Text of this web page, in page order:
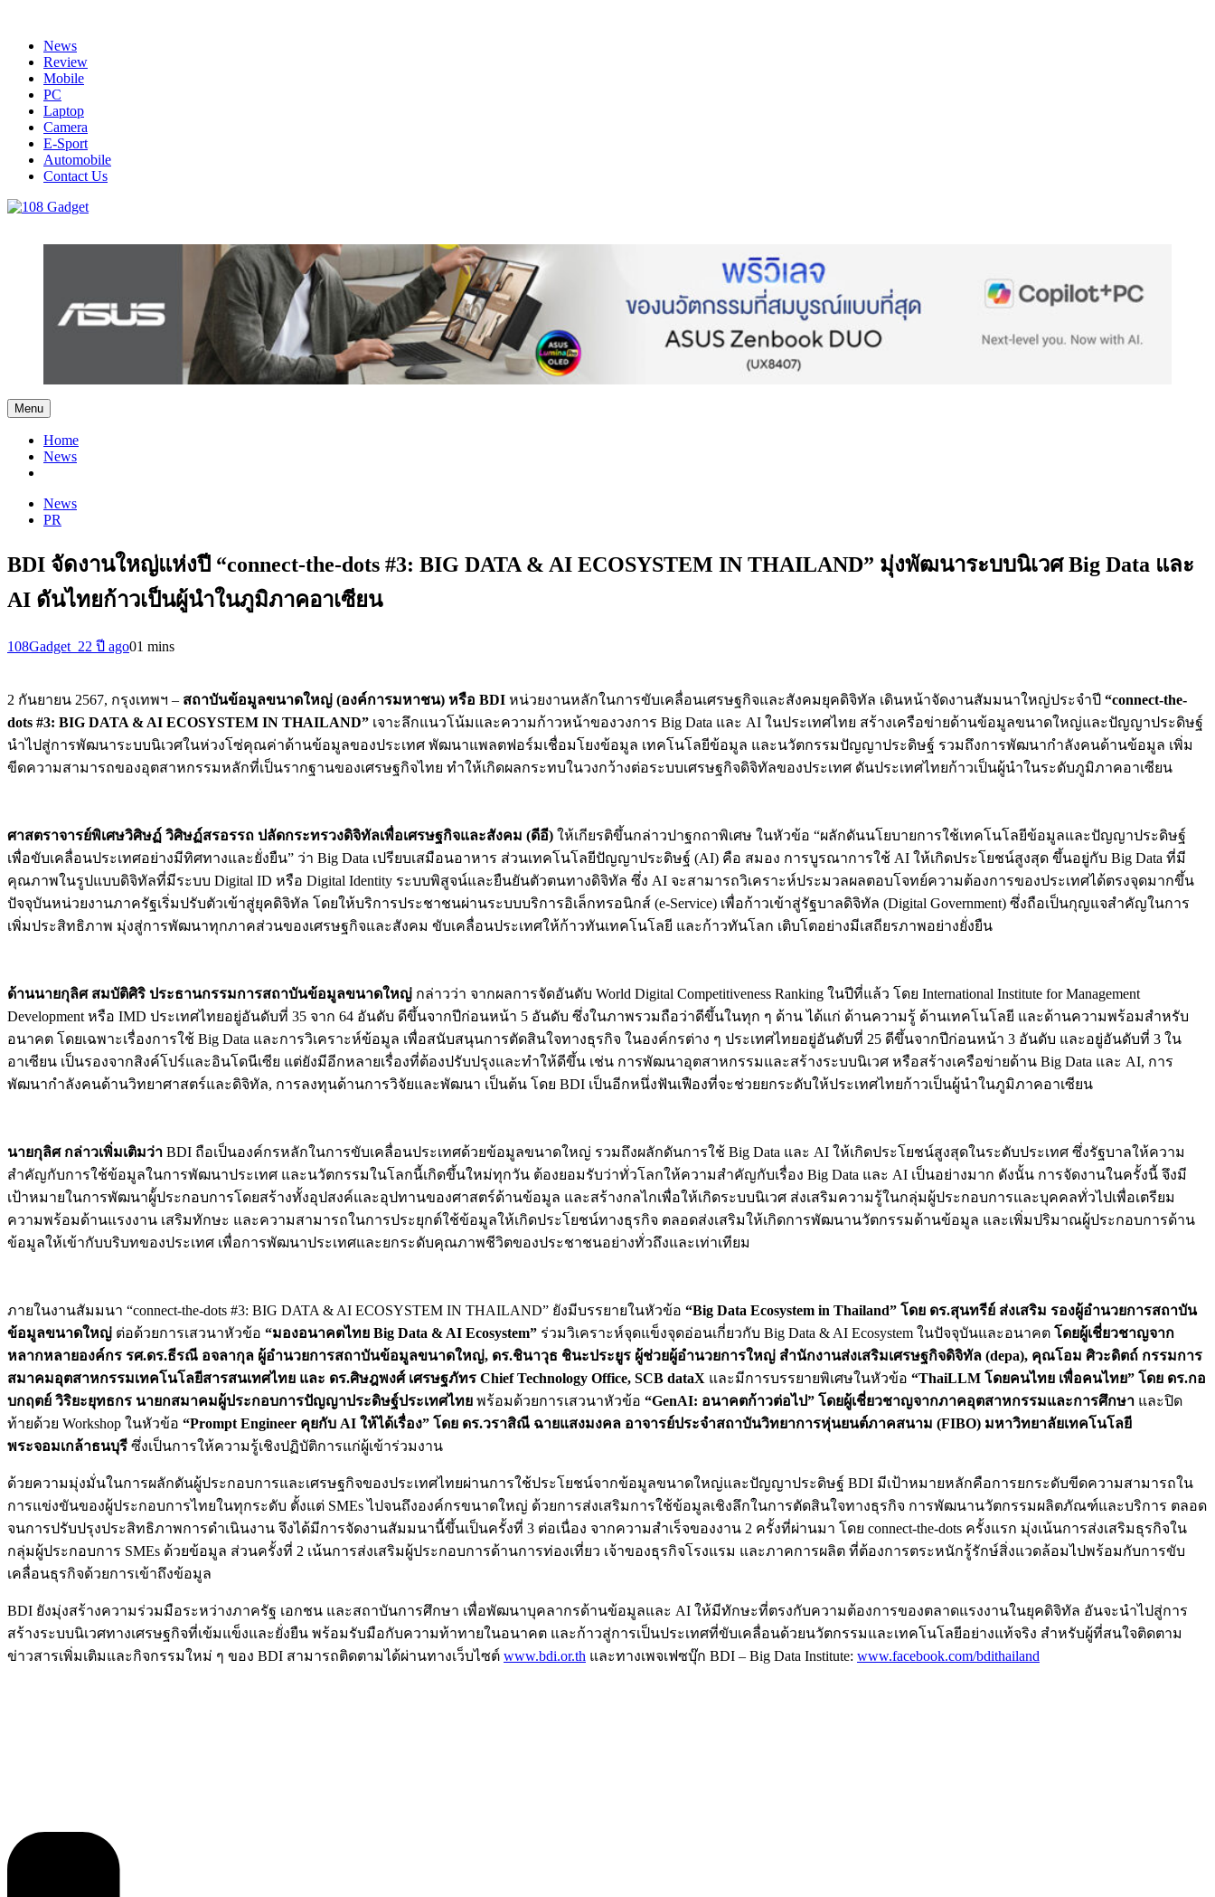
contentNews
Review
Mobile
PC
Laptop
Camera
E-Sport
Automobile
Contact Us
รวบรวมเรื่องราว Gadget IT ,Laptop, Smartphone , ยานยนต์
Menu
Home
News
News
PR
BDI จัดงานใหญ่แห่งปี “connect-the-dots #3: BIG DATA & AI ECOSYSTEM IN THAILAND” มุ่งพัฒนาระบบนิเวศ Big Data และ
AI ดันไทยก้าวเป็นผู้นำในภูมิภาคอาเซียน
108Gadget_22 ปี ago01 mins
2 กันยายน 2567, กรุงเทพฯ – สถาบันข้อมูลขนาดใหญ่ (องค์การมหาชน) หรือ BDI หน่วยงานหลักในการขับเคลื่อนเศรษฐกิจและสังคมยุคดิจิทัล เดินหน้าจัดงานสัมมนาใหญ่ประจำปี “connect-the-
dots #3: BIG DATA & AI ECOSYSTEM IN THAILAND” เจาะลึกแนวโน้มและความก้าวหน้าของวงการ Big Data และ AI ในประเทศไทย สร้างเครือข่ายด้านข้อมูลขนาดใหญ่และปัญญาประดิษฐ์
นำไปสู่การพัฒนาระบบนิเวศในห่วงโซ่คุณค่าด้านข้อมูลของประเทศ พัฒนาแพลตฟอร์มเชื่อมโยงข้อมูล เทคโนโลยีข้อมูล และนวัตกรรมปัญญาประดิษฐ์ รวมถึงการพัฒนากำลังคนด้านข้อมูล เพิ่ม
ขีดความสามารถของอุตสาหกรรมหลักที่เป็นรากฐานของเศรษฐกิจไทย ทำให้เกิดผลกระทบในวงกว้างต่อระบบเศรษฐกิจดิจิทัลของประเทศ ดันประเทศไทยก้าวเป็นผู้นำในระดับภูมิภาคอาเซียน
ศาสตราจารย์พิเศษวิศิษฏ์ วิศิษฏ์สรอรรถ ปลัดกระทรวงดิจิทัลเพื่อเศรษฐกิจและสังคม (ดีอี) ให้เกียรติขึ้นกล่าวปาฐกถาพิเศษ ในหัวข้อ “ผลักดันนโยบายการใช้เทคโนโลยีข้อมูลและปัญญาประดิษฐ์
เพื่อขับเคลื่อนประเทศอย่างมีทิศทางและยั่งยืน” ว่า Big Data เปรียบเสมือนอาหาร ส่วนเทคโนโลยีปัญญาประดิษฐ์ (AI) คือ สมอง การบูรณาการใช้ AI ให้เกิดประโยชน์สูงสุด ขึ้นอยู่กับ Big Data ที่มี
คุณภาพในรูปแบบดิจิทัลที่มีระบบ Digital ID หรือ Digital Identity ระบบพิสูจน์และยืนยันตัวตนทางดิจิทัล ซึ่ง AI จะสามารถวิเคราะห์ประมวลผลตอบโจทย์ความต้องการของประเทศได้ตรงจุดมากขึ้น
ปัจจุบันหน่วยงานภาครัฐเริ่มปรับตัวเข้าสู่ยุคดิจิทัล โดยให้บริการประชาชนผ่านระบบบริการอิเล็กทรอนิกส์ (e-Service) เพื่อก้าวเข้าสู่รัฐบาลดิจิทัล (Digital Government) ซึ่งถือเป็นกุญแจสำคัญในการ
เพิ่มประสิทธิภาพ มุ่งสู่การพัฒนาทุกภาคส่วนของเศรษฐกิจและสังคม ขับเคลื่อนประเทศให้ก้าวทันเทคโนโลยี และก้าวทันโลก เติบโตอย่างมีเสถียรภาพอย่างยั่งยืน
ด้านนายกุลิศ สมบัติศิริ ประธานกรรมการสถาบันข้อมูลขนาดใหญ่ กล่าวว่า จากผลการจัดอันดับ World Digital Competitiveness Ranking ในปีที่แล้ว โดย International Institute for Management
Development หรือ IMD ประเทศไทยอยู่อันดับที่ 35 จาก 64 อันดับ ดีขึ้นจากปีก่อนหน้า 5 อันดับ ซึ่งในภาพรวมถือว่าดีขึ้นในทุก ๆ ด้าน ได้แก่ ด้านความรู้ ด้านเทคโนโลยี และด้านความพร้อมสำหรับ
อนาคต โดยเฉพาะเรื่องการใช้ Big Data และการวิเคราะห์ข้อมูล เพื่อสนับสนุนการตัดสินใจทางธุรกิจ ในองค์กรต่าง ๆ ประเทศไทยอยู่อันดับที่ 25 ดีขึ้นจากปีก่อนหน้า 3 อันดับ และอยู่อันดับที่ 3 ใน
อาเซียน เป็นรองจากสิงค์โปร์และอินโดนีเซีย แต่ยังมีอีกหลายเรื่องที่ต้องปรับปรุงและทำให้ดีขึ้น เช่น การพัฒนาอุตสาหกรรมและสร้างระบบนิเวศ หรือสร้างเครือข่ายด้าน Big Data และ AI, การ
พัฒนากำลังคนด้านวิทยาศาสตร์และดิจิทัล, การลงทุนด้านการวิจัยและพัฒนา เป็นต้น โดย BDI เป็นอีกหนึ่งฟันเฟืองที่จะช่วยยกระดับให้ประเทศไทยก้าวเป็นผู้นำในภูมิภาคอาเซียน
นายกุลิศ กล่าวเพิ่มเติมว่า BDI ถือเป็นองค์กรหลักในการขับเคลื่อนประเทศด้วยข้อมูลขนาดใหญ่ รวมถึงผลักดันการใช้ Big Data และ AI ให้เกิดประโยชน์สูงสุดในระดับประเทศ ซึ่งรัฐบาลให้ความ
สำคัญกับการใช้ข้อมูลในการพัฒนาประเทศ และนวัตกรรมในโลกนี้เกิดขึ้นใหม่ทุกวัน ต้องยอมรับว่าทั่วโลกให้ความสำคัญกับเรื่อง Big Data และ AI เป็นอย่างมาก ดังนั้น การจัดงานในครั้งนี้ จึงมี
เป้าหมายในการพัฒนาผู้้ประกอบการโดยสร้างทั้งอุปสงค์และอุปทานของศาสตร์ด้านข้อมูล และสร้างกลไกเพื่อให้เกิดระบบนิเวศ ส่งเสริมความรู้ในกลุ่มผู้ประกอบการและบุคคลทั่วไปเพื่อเตรียม
ความพร้อมด้านแรงงาน เสริมทักษะ และความสามารถในการประยุกต์ใช้ข้อมูลให้เกิดประโยชน์ทางธุรกิจ ตลอดส่งเสริมให้เกิดการพัฒนานวัตกรรมด้านข้อมูล และเพิ่มปริมาณผู้ประกอบการด้าน
ข้อมูลให้เข้ากับบริบทของประเทศ เพื่อการพัฒนาประเทศและยกระดับคุณภาพชีวิตของประชาชนอย่างทั่วถึงและเท่าเทียม
ภายในงานสัมมนา “connect-the-dots #3: BIG DATA & AI ECOSYSTEM IN THAILAND” ยังมีบรรยายในหัวข้อ “Big Data Ecosystem in Thailand” โดย ดร.สุนทรีย์ ส่งเสริม รองผู้อำนวยการสถาบัน
ข้อมูลขนาดใหญ่ ต่อด้วยการเสวนาหัวข้อ “มองอนาคตไทย Big Data & AI Ecosystem” ร่วมวิเคราะห์จุดแข็งจุดอ่อนเกี่ยวกับ Big Data & AI Ecosystem ในปัจจุบันและอนาคต โดยผู้เชี่ยวชาญจาก
หลากหลายองค์กร รศ.ดร.ธีรณี อจลากุล ผู้อำนวยการสถาบันข้อมูลขนาดใหญ่, ดร.ชินาวุธ ชินะประยูร ผู้ช่วยผู้อำนวยการใหญ่ สำนักงานส่งเสริมเศรษฐกิจดิจิทัล (depa), คุณโอม ศิวะดิตถ์ กรรมการ
สมาคมอุตสาหกรรมเทคโนโลยีสารสนเทศไทย และ ดร.ศิษฎพงศ์ เศรษฐภัทร Chief Technology Office, SCB dataX และมีการบรรยายพิเศษในหัวข้อ “ThaiLLM โดยคนไทย เพื่อคนไทย” โดย ดร.กอ
บกฤตย์ วิริยะยุทธกร นายกสมาคมผู้ประกอบการปัญญาประดิษฐ์ประเทศไทย พร้อมด้วยการเสวนาหัวข้อ “GenAI: อนาคตก้าวต่อไป” โดยผู้เชี่ยวชาญจากภาคอุตสาหกรรมและการศึกษา และปิด
ท้ายด้วย Workshop ในหัวข้อ “Prompt Engineer คุยกับ AI ให้ได้เรื่อง” โดย ดร.วราสิณี ฉายแสงมงคล อาจารย์ประจำสถาบันวิทยาการหุ่นยนต์ภาคสนาม (FIBO) มหาวิทยาลัยเทคโนโลยี
พระจอมเกล้าธนบุรี ซึ่งเป็นการให้ความรู้เชิงปฏิบัติการแก่ผู้เข้าร่วมงาน
ด้วยความมุ่งมั่นในการผลักดันผู้ประกอบการและเศรษฐกิจของประเทศไทยผ่านการใช้ประโยชน์จากข้อมูลขนาดใหญ่และปัญญาประดิษฐ์ BDI มีเป้าหมายหลักคือการยกระดับขีดความสามารถใน
การแข่งขันของผู้ประกอบการไทยในทุกระดับ ตั้งแต่ SMEs ไปจนถึงองค์กรขนาดใหญ่ ด้วยการส่งเสริมการใช้ข้อมูลเชิงลึกในการตัดสินใจทางธุรกิจ การพัฒนานวัตกรรมผลิตภัณฑ์และบริการ ตลอด
จนการปรับปรุงประสิทธิภาพการดำเนินงาน จึงได้มีการจัดงานสัมมนานี้ขึ้นเป็นครั้งที่ 3 ต่อเนื่อง จากความสำเร็จของงาน 2 ครั้งที่ผ่านมา โดย connect-the-dots ครั้งแรก มุ่งเน้นการส่งเสริมธุรกิจใน
กลุ่มผู้ประกอบการ SMEs ด้วยข้อมูล ส่วนครั้งที่ 2 เน้นการส่งเสริมผู้ประกอบการด้านการท่องเที่ยว เจ้าของธุรกิจโรงแรม และภาคการผลิต ที่ต้องการตระหนักรู้รักษ์สิ่งแวดล้อมไปพร้อมกับการขับ
เคลื่อนธุรกิจด้วยการเข้าถึงข้อมูล
BDI ยังมุ่งสร้างความร่วมมือระหว่างภาครัฐ เอกชน และสถาบันการศึกษา เพื่อพัฒนาบุคลากรด้านข้อมูลและ AI ให้มีทักษะที่ตรงกับความต้องการของตลาดแรงงานในยุคดิจิทัล อันจะนำไปสู่การ
สร้างระบบนิเวศทางเศรษฐกิจที่เข้มแข็งและยั่งยืน พร้อมรับมือกับความท้าทายในอนาคต และก้าวสู่การเป็นประเทศที่ขับเคลื่อนด้วยนวัตกรรมและเทคโนโลยีอย่างแท้จริง สำหรับผู้ที่สนใจติดตาม
ข่าวสารเพิ่มเติมและกิจกรรมใหม่ ๆ ของ BDI สามารถติดตามได้ผ่านทางเว็บไซต์ www.bdi.or.th และทางเพจเฟซบุ๊ก BDI – Big Data Institute: www.facebook.com/bdithailand